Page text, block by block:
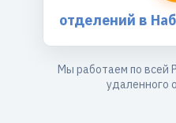
отделений в
Мы работаем по всей
удаленного